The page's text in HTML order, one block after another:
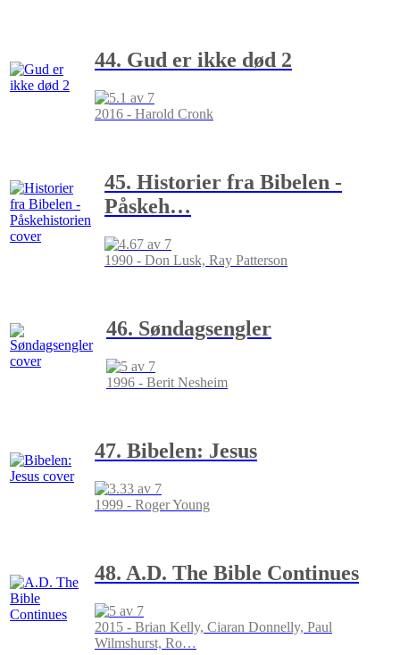
44. Gud er ikke død 2
2016 - Harold Cronk
45. Historier fra Bibelen -
Påskeh…
1990 - Don Lusk, Ray Patterson
46. Søndagsengler
1996 - Berit Nesheim
47. Bibelen: Jesus
1999 - Roger Young
48. A.D. The Bible Continues
2015 - Brian Kelly, Ciaran Donnelly, Paul
Wilmshurst, Ro…